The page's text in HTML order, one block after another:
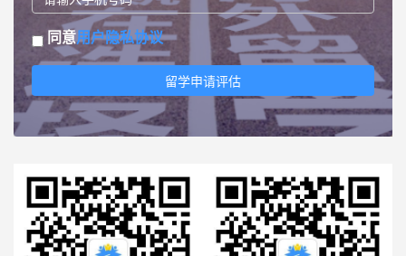
同意用户隐私协议
留学申请评估